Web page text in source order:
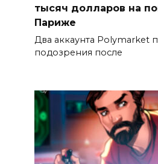
тысяч долларов на
Париже
Два аккаунта Polymarket
подозрения после